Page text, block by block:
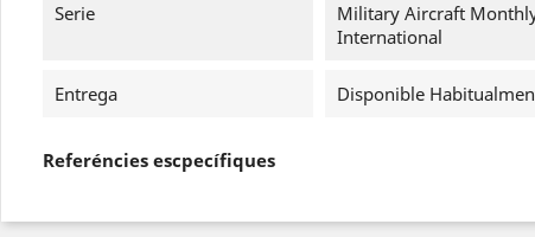
Serie
Military Aircraft
International
Entrega Disponible
Referéncies escpecífiques